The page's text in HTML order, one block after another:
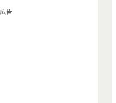
広告